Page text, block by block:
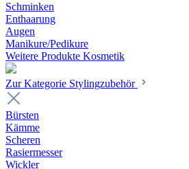
Schminken
Enthaarung
Augen
Manikure/Pedikure
Weitere Produkte Kosmetik
Zur Kategorie Stylingzubehör
Bürsten
Kämme
Scheren
Rasiermesser
Wickler